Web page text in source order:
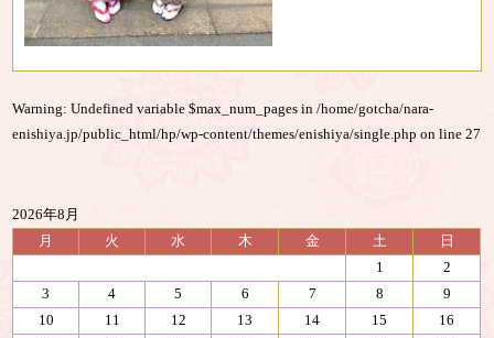
Warning: Undefined variable $max_num_pages in/home/gotcha/nara-
enishiya.jp/public_html/hp/wp-content/themes/enishiya/single.php on line27
2026年8月
月
火 水 木 金 土
日
1
2
3
4 5 6 7 8
9
10
11 12 13 14 15
16